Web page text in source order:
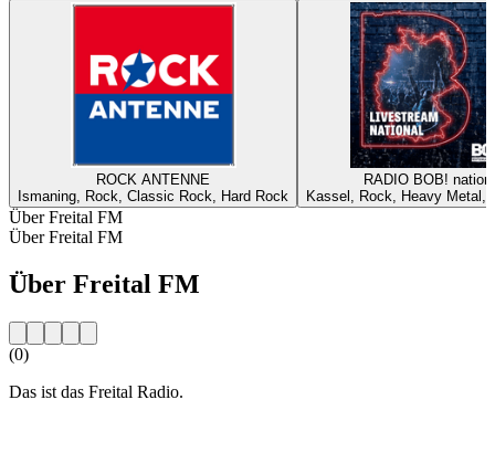
ROCK ANTENNE
Ismaning, Rock, Classic Rock, Hard Rock
RADIO BOB!
Kassel, Rock, Heavy Metal,
Über Freital FM
Über Freital FM
Über Freital FM
(0)
Das ist das Freital Radio.